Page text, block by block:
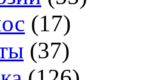
(17)
(37)